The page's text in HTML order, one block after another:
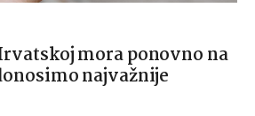
mora ponovno na
najvažnije